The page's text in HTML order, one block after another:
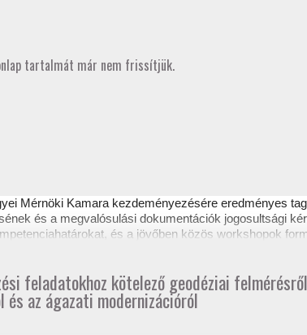
tartalmát már nem frissítjük.
Mérnöki Kamara kezdeményezésére eredményes
és a megvalósulási dokumentációk jogosultsági
és a jövőben közös workshopok
feladatokhoz kötelező geodéziai
és az ágazati modernizációról